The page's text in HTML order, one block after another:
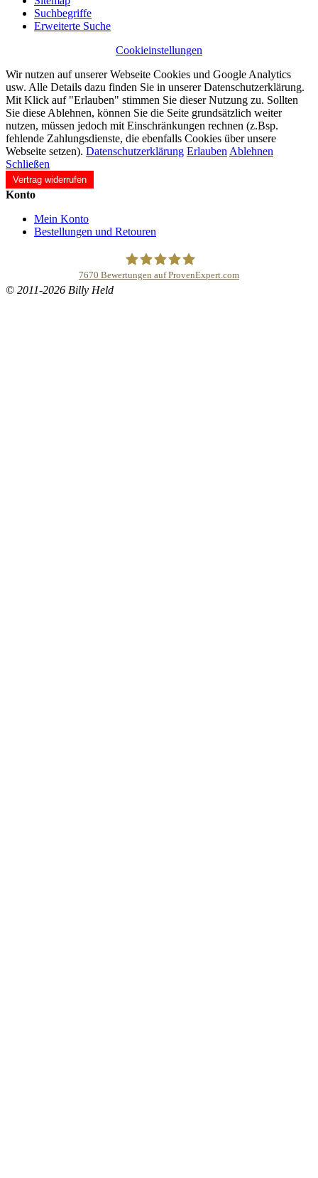
Suchbegriffe
Erweiterte Suche
Cookieinstellungen
Wir nutzen auf unserer Webseite Cookies und Google Analytics
usw. Alle Details dazu finden Sie in unserer Datenschutzerklärung.
Mit Klick auf "Erlauben" stimmen Sie dieser Nutzung zu. Sollten
Sie diese Ablehnen, können Sie die Seite grundsätzlich weiter
nutzen, müssen jedoch mit Einschränkungen rechnen (z.Bsp.
fehlende Zahlungsdienste, die ebenfalls Cookies über unsere
Webseite setzen). Datenschutzerklärung Erlauben Ablehnen
Schließen
Vertrag widerrufen
Konto
Mein Konto
Bestellungen und Retouren
7670 Bewertungen auf ProvenExpert.com
© 2011-2026 Billy Held